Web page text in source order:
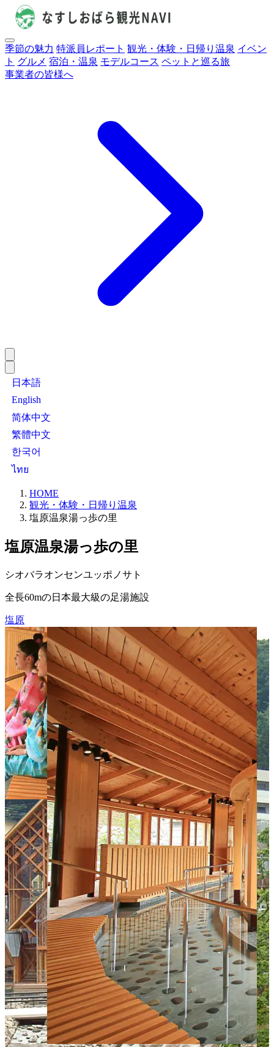
季節の魅力 特派員レポート 観光・体験・日帰り温泉 イベン
ト グルメ 宿泊・温泉 モデルコース ペットと巡る旅
事業者の皆様へ
日本語
English
简体中文
繁體中文
한국어
ไทย
HOME
観光・体験・日帰り温泉
塩原温泉湯っ歩の里
塩原温泉湯っ歩の里
シオバラオンセンユッポノサト
全長60mの日本最大級の足湯施設
塩原